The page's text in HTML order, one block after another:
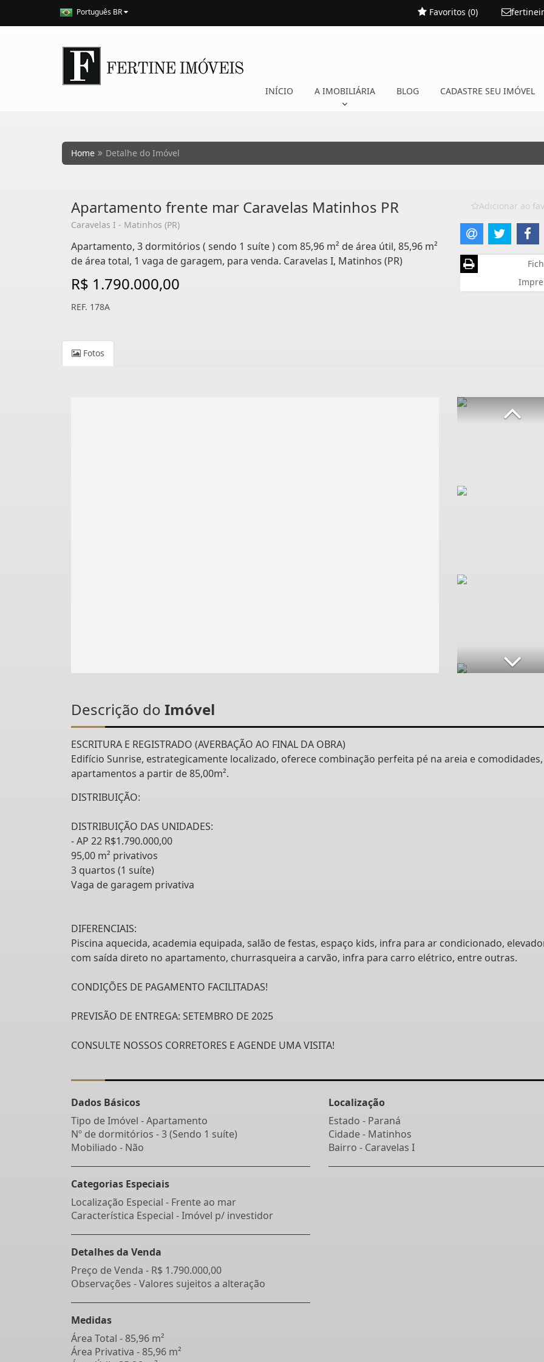
Português BR Favoritos (0)
INÍCIO A IMOBILIÁRIA BLOG CADASTRE SEU IMÓVEL
Home Detalhe do Imóvel
Apartamento frente mar Caravelas Matinhos PR
Caravelas I - Matinhos (PR)
Apartamento, 3 dormitórios ( sendo 1 suíte ) com 85,96 m² de área útil, 85,96 m²
de área total, 1 vaga de garagem, para venda. Caravelas I, Matinhos (PR)
R$ 1.790.000,00
REF. 178A
Adicionar ao
Fotos
Descrição do Imóvel
ESCRITURA E REGISTRADO (AVERBAÇÃO AO FINAL DA OBRA)
Edifício Sunrise, estrategicamente localizado, oferece combinação perfeita pé na areia e comodidades,
apartamentos a partir de 85,00m².
DISTRIBUIÇÃO:
DISTRIBUIÇÃO DAS UNIDADES:
- AP 22 R$1.790.000,00
95,00 m² privativos
3 quartos (1 suíte)
Vaga de garagem privativa
DIFERENCIAIS:
Piscina aquecida, academia equipada, salão de festas, espaço kids, infra para ar condicionado,
com saída direto no apartamento, churrasqueira a carvão, infra para carro elétrico, entre outras.
CONDIÇÕES DE PAGAMENTO FACILITADAS!
PREVISÃO DE ENTREGA: SETEMBRO DE 2025
CONSULTE NOSSOS CORRETORES E AGENDE UMA VISITA!
Dados Básicos
Tipo de Imóvel - Apartamento
Nº de dormitórios - 3 (Sendo 1 suíte)
Mobiliado - Não
Categorias Especiais
Localização Especial - Frente ao mar
Característica Especial - Imóvel p/ investidor
Detalhes da Venda
Preço de Venda - R$ 1.790.000,00
Observações - Valores sujeitos a alteração
Medidas
Área Total - 85,96 m²
Área Privativa - 85,96 m²
Localização
Estado - Paraná
Cidade - Matinhos
Bairro - Caravelas I